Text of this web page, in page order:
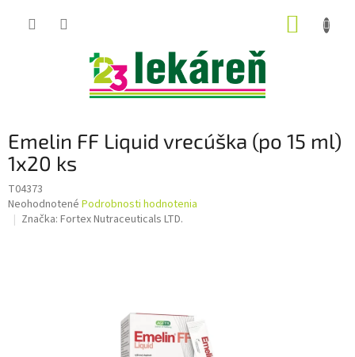
Emelin FF Liquid vrecúška (po 15 ml)
1x20 ks
T04373
Priemerné
hodnotenie
Neohodnotené Podrobnosti hodnotenia
Značka: Fortex Nutraceuticals LTD.